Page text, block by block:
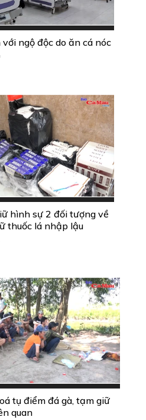
ngộ độc do ăn cá nóc
hình sự 2 đối tượng về
thuốc lá nhập lậu
tụ điểm đá gà, tạm giữ
quan